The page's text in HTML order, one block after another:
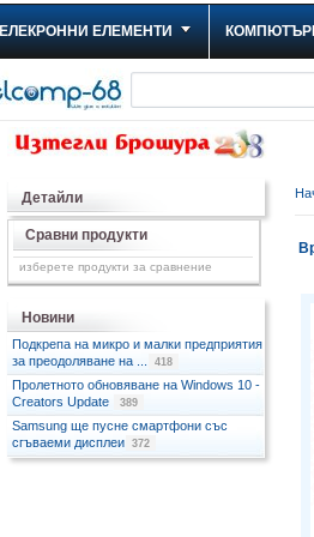
ЕЛЕКРОННИ ЕЛЕМЕНТИ
Детайли
Сравни продукти
изберете продукти за сравнение
Новини
Подкрепа на микро и малки предприятия
за преодоляване на ...
418
Пролетното обновяване на Windows 10 -
Creators Update
389
Samsung ще пусне смартфони със
сгъваеми дисплеи 372